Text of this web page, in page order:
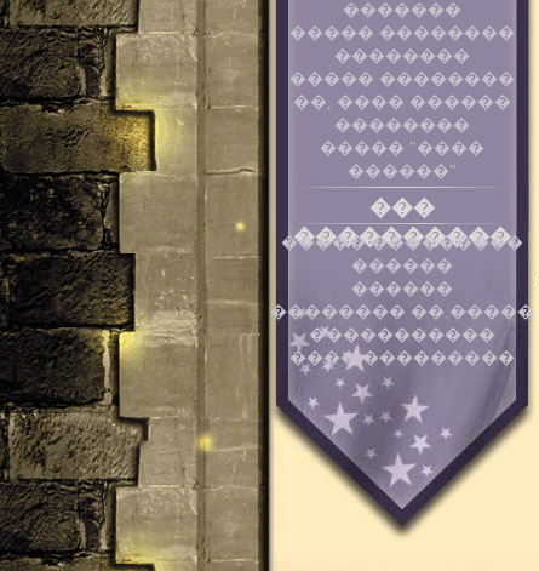
�������
����� ��������
��������
����� ��������
��, ���� ������
��������
����� "����
������"
���
����������
����� ���������
������
������
�������� ��.�����
�����������
���� ���������